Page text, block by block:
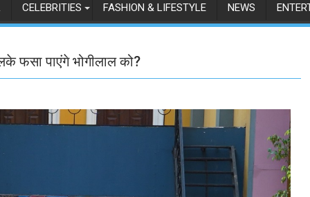
CELEBRITIES FASHION & LIFESTYLE NEWS
फसा पाएंगे भोगीलाल को?